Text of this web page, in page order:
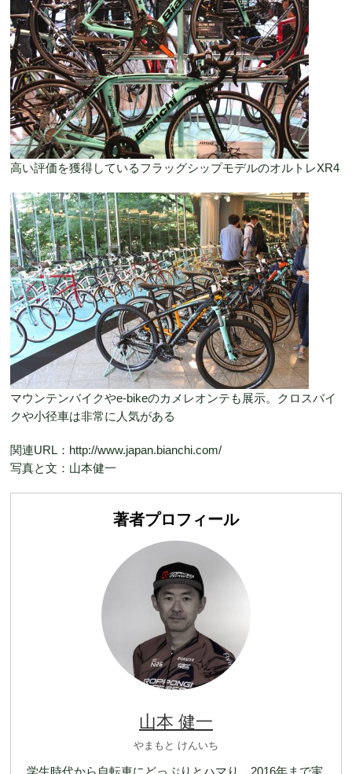
高い評価を獲得しているフラッグシップモデルのオルトレXR4
マウンテンバイクやe-bikeのカメレオンテも展示。クロスバイ
クや小径車は非常に人気がある
関連URL：http://www.japan.bianchi.com/
写真と文：山本健一
著者プロフィール
山本 健一
やまもと けんいち
学生時代から自転車にどっぷりとハマり、2016年まで実